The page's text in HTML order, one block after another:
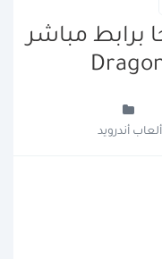
برابط مباشر
ألعاب أندرويد